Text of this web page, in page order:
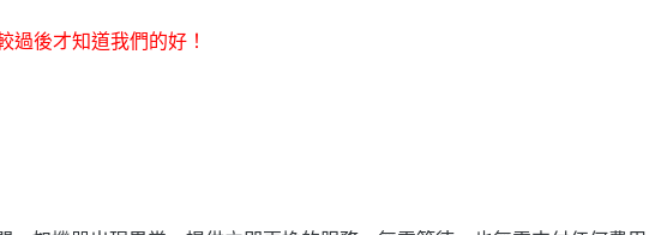
過後才知道我們的好！